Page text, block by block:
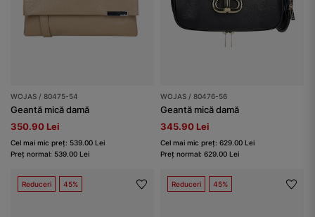
WOJAS / 80475-54
Geantă mică damă
350.90 Lei
Cel mai mic preț: 539.00 Lei
Preț normal: 539.00 Lei
WOJAS / 80476-56
Geantă mică damă
345.90 Lei
Cel mai mic preț: 629.00 Lei
Preț normal: 629.00 Lei
Reduceri 45% Reduceri 45%